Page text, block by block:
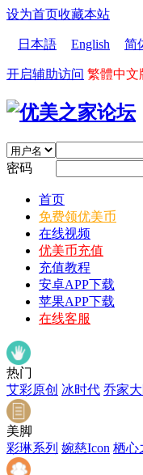
设为首页收藏本站
日本語 English 简
开启辅助访问 繁體中文
密码
首页
免费领优美币
在线视频
优美币充值
充值教程
安卓APP下载
苹果APP下载
在线客服
热门
艾彩原创 冰时代 乔家
美脚
彩琳系列 婉慈Icon 栖心